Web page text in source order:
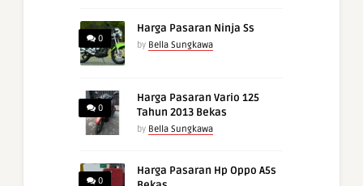
0
Harga Pasaran Ninja Ss
by Bella Sungkawa
0
Harga Pasaran Vario 125
Tahun 2013 Bekas
by Bella Sungkawa
0
Harga Pasaran Hp Oppo A5s